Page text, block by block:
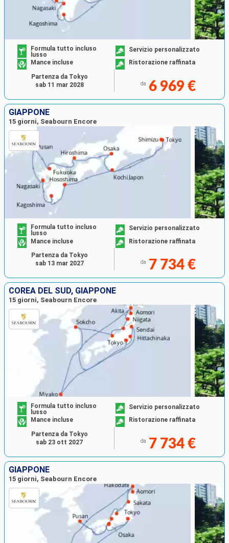
Formula tutto incluso
lusso
Servizio personalizzato
Mance incluse
Ristorazione raffinata
da 6 969 €
Partenza da Tokyo
sab 11 mar 2028
GIAPPONE
15 giorni, Seabourn Encore
Formula tutto incluso
lusso
Servizio personalizzato
Mance incluse
Ristorazione raffinata
da 7 734 €
Partenza da Tokyo
sab 13 mar 2027
COREA DEL SUD, GIAPPONE
15 giorni, Seabourn Encore
Formula tutto incluso
lusso
Servizio personalizzato
Mance incluse
Ristorazione raffinata
da 7 734 €
Partenza da Tokyo
sab 23 ott 2027
GIAPPONE
15 giorni, Seabourn Encore